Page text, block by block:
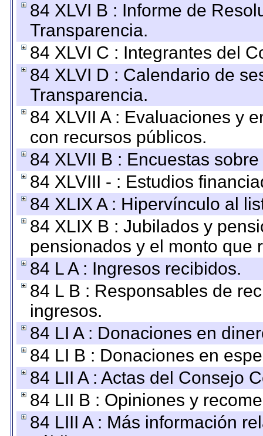
84 XLVI B : Informe de
Transparencia.
84 XLVI C : Integrantes del
84 XLVI D : Calendario de
Transparencia.
84 XLVII A : Evaluaciones y
con recursos públicos.
84 XLVII B : Encuestas
84 XLVIII - : Estudios
84 XLIX A : Hipervínculo al
84 XLIX B : Jubilados y
pensionados y el monto que
84 L A : Ingresos recibidos.
84 L B : Responsables de
ingresos.
84 LI A : Donaciones en
84 LI B : Donaciones en
84 LII A : Actas del Consejo
84 LII B : Opiniones y
84 LIII A : Más información